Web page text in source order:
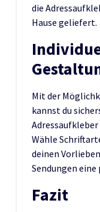
die
Hause geliefert.
Mit der
kannst du
Wähle
deinen
Sendungen
Fazit